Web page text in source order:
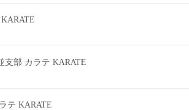
支部 カラテ KARATE
テ KARATE